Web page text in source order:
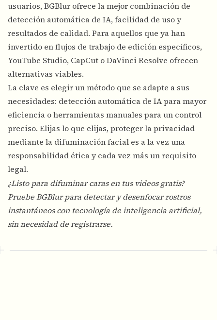
usuarios, BGBlur ofrece la mejor combinación de
detección automática de IA, facilidad de uso y
resultados de calidad. Para aquellos que ya han
invertido en flujos de trabajo de edición específicos,
YouTube Studio, CapCut o DaVinci Resolve ofrecen
alternativas viables.
La clave es elegir un método que se adapte a sus
necesidades: detección automática de IA para mayor
eficiencia o herramientas manuales para un control
preciso. Elijas lo que elijas, proteger la privacidad
mediante la difuminación facial es a la vez una
responsabilidad ética y cada vez más un requisito
legal.
¿Listo para difuminar caras en tus videos gratis?
PruebeBGBlurpara detectar y desenfocar rostros
instantáneos con tecnología de inteligencia artificial,
sin necesidad de registrarse.